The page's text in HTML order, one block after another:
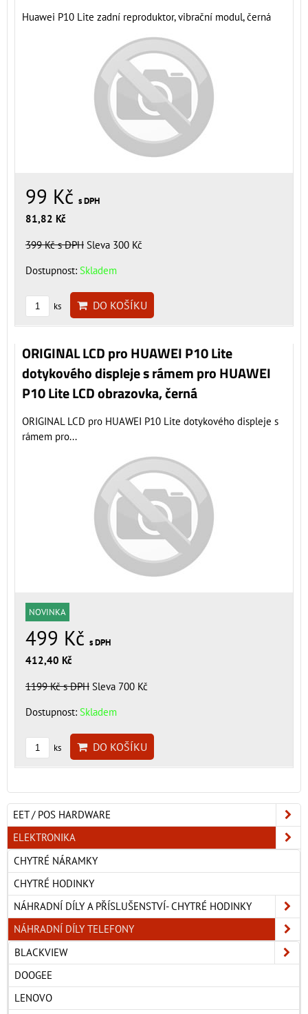
Huawei P10 Lite zadní reproduktor, vibrační modul, černá
99 Kč s DPH
81,82 Kč
399 Kčs DPH Sleva 300 Kč
Dostupnost: Skladem
ks DO KOŠÍKU
ORIGINAL LCD pro HUAWEI P10 Lite
dotykového displeje s rámem pro HUAWEI
P10 Lite LCD obrazovka, černá
ORIGINAL LCD pro HUAWEI P10 Lite dotykového displeje s
rámem pro...
NOVINKA
499 Kč s DPH
412,40 Kč
1199 Kčs DPH Sleva 700 Kč
Dostupnost: Skladem
ks DO KOŠÍKU
EET / POS HARDWARE
ELEKTRONIKA
CHYTRÉ NÁRAMKY
CHYTRÉ HODINKY
NÁHRADNÍ DÍLY A PŘÍSLUŠENSTVÍ- CHYTRÉ HODINKY
NÁHRADNÍ DÍLY TELEFONY
BLACKVIEW
DOOGEE
LENOVO